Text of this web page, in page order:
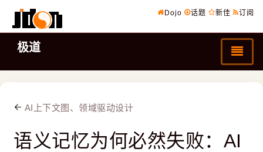
Dojo 话题 新佳 订阅
极道
AI上下文图、领域驱动设计
语义记忆为何必然失败：AI